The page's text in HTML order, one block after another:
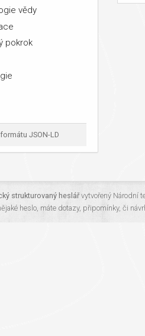
vědy
pokrok
JSON-LD
strukturovaný heslářvytvořený Národní
heslo, máte dotazy, připomínky, či